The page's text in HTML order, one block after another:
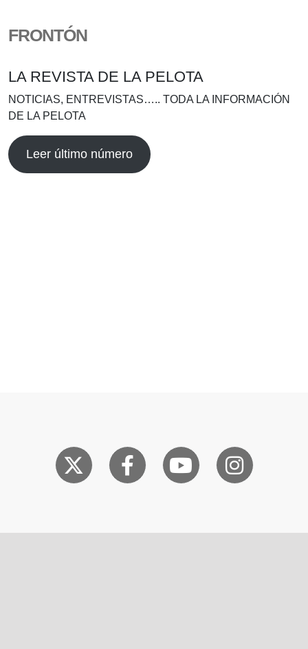
FRONTÓN
LA REVISTA DE LA PELOTA
NOTICIAS, ENTREVISTAS….. TODA LA INFORMACIÓN
DE LA PELOTA
Leer último número